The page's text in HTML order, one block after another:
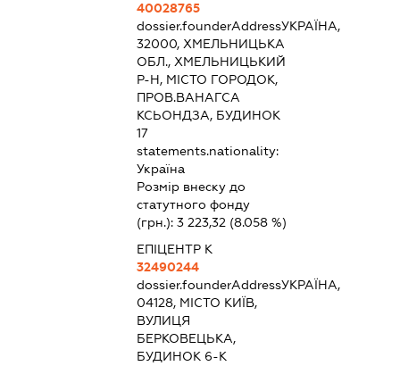
40028765
dossier.founderAddressУКРАЇНА,
32000, ХМЕЛЬНИЦЬКА
ОБЛ., ХМЕЛЬНИЦЬКИЙ
Р-Н, МІСТО ГОРОДОК,
ПРОВ.ВАНАГСА
КСЬОНДЗА, БУДИНОК
17
statements.nationality:
Україна
Розмір внеску до
статутного фонду
(грн.):3 223,32 (8.058 %)
ЕПІЦЕНТР К
32490244
dossier.founderAddressУКРАЇНА,
04128, МІСТО КИЇВ,
ВУЛИЦЯ
БЕРКОВЕЦЬКА,
БУДИНОК 6-К